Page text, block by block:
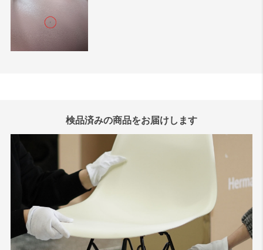
検品済みの商品をお届けします